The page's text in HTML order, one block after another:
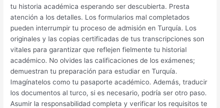
tu historia académica esperando ser descubierta. Presta
atención a los detalles. Los formularios mal completados
pueden interrumpir tu proceso de admisión en Turquía. Los
originales y las copias certificadas de tus transcripciones son
vitales para garantizar que reflejen fielmente tu historial
académico. No olvides las calificaciones de los exámenes;
demuestran tu preparación para estudiar en Turquía.
Imagínatelos como tu pasaporte académico. Además, traducir
los documentos al turco, si es necesario, podría ser otro paso.
Asumir la responsabilidad completa y verificar los requisitos te